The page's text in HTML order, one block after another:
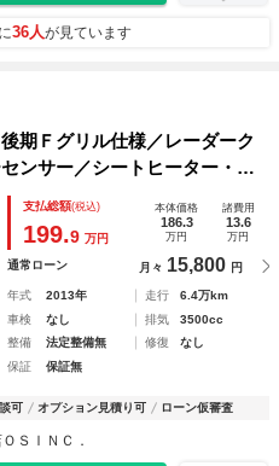
36人が見ています
Ｆグリル仕様／レーダーク
ンサー／シートヒーター・エ
モリ／ＥＴＣ／Ｂｌｕｅｔｏ
スタート／電動格納ミラー
支払総額(税込)
199.9 万円
本体価格
186.3
万円
諸費用
13.6
万円
通常ローン 月々 15,800 円
年式 2013年 走行
6.4万km
車検
なし 排気
3500cc
整備
法定整備無 修復
なし
保証
保証無
可 オプション見積り可 ローン仮審査
ＳＩＮＣ．